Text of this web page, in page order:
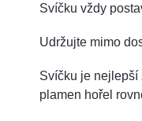
Svíčku vždy
Udržujte mimo
Svíčku je nejlepší
plamen hořel